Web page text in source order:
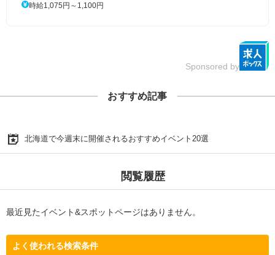
時給1,075円～1,100円
Sponsored by
おすすめ記事
北海道で今週末に開催されるおすすめイベント20選
閲覧履歴
最近見たイベント&スポットページはありません。
よく使われる検索条件